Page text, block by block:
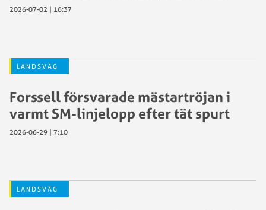
2026-07-02 | 16:37
LANDSVÄG
Forssell försvarade mästartröjan i
varmt SM-linjelopp efter tät spurt
2026-06-29 | 7:10
LANDSVÄG